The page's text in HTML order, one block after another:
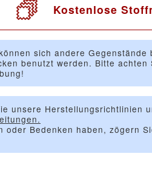
Kostenlose
sich andere Gegenstände
benutzt werden. Bitte achten
unsere Herstellungsrichtlinien
oder Bedenken haben, zögern